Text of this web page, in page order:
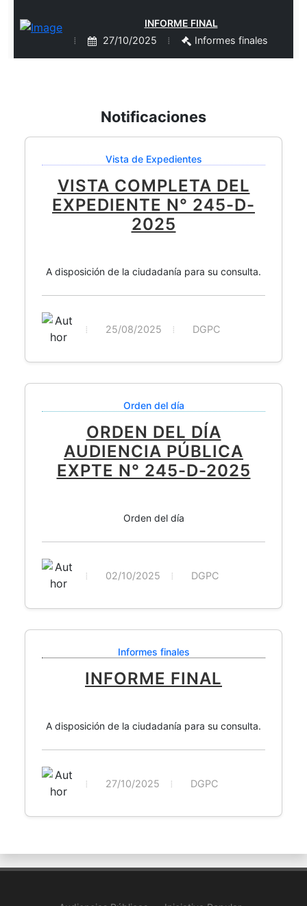
INFORME FINAL
27/10/2025
Informes finales
Notificaciones
Vista de Expedientes
VISTA COMPLETA DEL
EXPEDIENTE N° 245-D-
2025
A disposición de la ciudadanía para su consulta.
25/08/2025 DGPC
Orden del día
ORDEN DEL DÍA
AUDIENCIA PÚBLICA
EXPTE N° 245-D-2025
Orden del día
02/10/2025 DGPC
Informes finales
INFORME FINAL
A disposición de la ciudadanía para su consulta.
27/10/2025 DGPC